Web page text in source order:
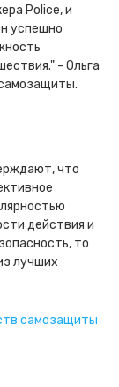
Police, и
успешно
- Ольга
что
действия и
то
лучших
самозащиты